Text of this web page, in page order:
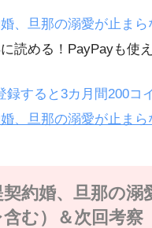
、旦那の溺愛が止まら
読める！PayPayも使え
すると3カ月間200コ
、旦那の溺愛が止まら
契約婚、旦那の
む）＆次回考察